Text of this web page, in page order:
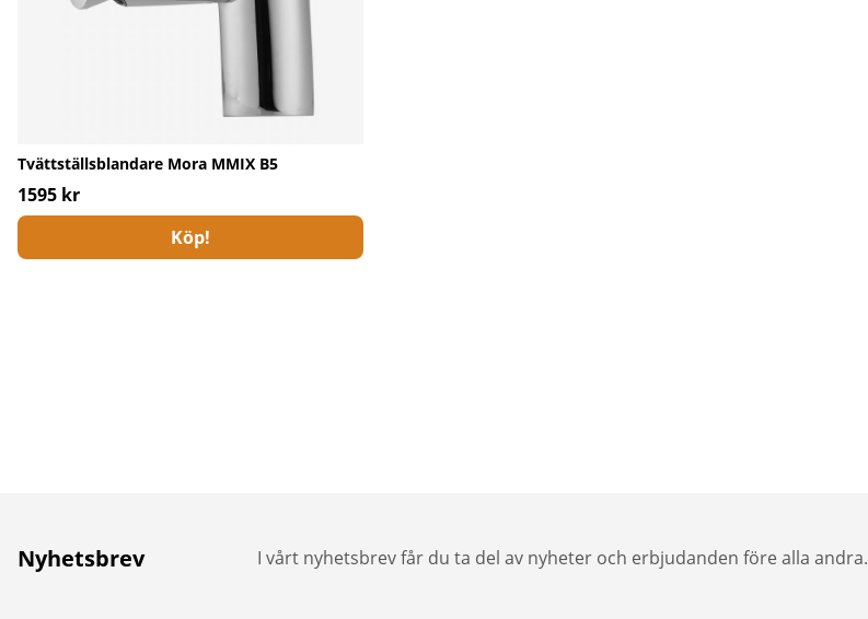
Tvättställsblandare Mora MMIX B5
1595 kr
Köp!
Nyhetsbrev I vårt nyhetsbrev får du ta del av nyheter och erbjudanden före alla andra.